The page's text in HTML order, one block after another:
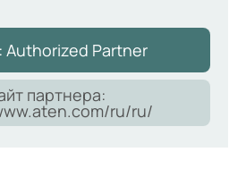
Authorized Partner
партнера:
ru/ru/